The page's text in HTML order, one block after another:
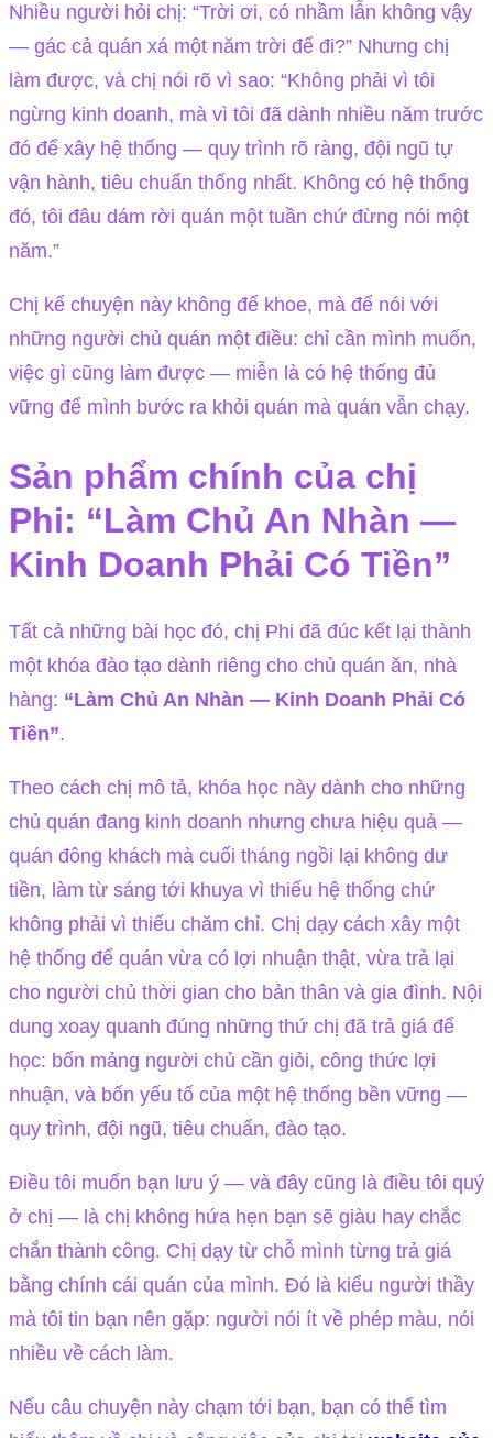
Nhiều người hỏi chị: “Trời ơi, có nhầm lẫn không vậy
— gác cả quán xá một năm trời để đi?” Nhưng chị
làm được, và chị nói rõ vì sao: “Không phải vì tôi
ngừng kinh doanh, mà vì tôi đã dành nhiều năm trước
đó để xây hệ thống — quy trình rõ ràng, đội ngũ tự
vận hành, tiêu chuẩn thống nhất. Không có hệ thống
đó, tôi đâu dám rời quán một tuần chứ đừng nói một
năm.”
Chị kể chuyện này không để khoe, mà để nói với
những người chủ quán một điều: chỉ cần mình muốn,
việc gì cũng làm được — miễn là có hệ thống đủ
vững để mình bước ra khỏi quán mà quán vẫn chạy.
Sản phẩm chính của chị
Phi: “Làm Chủ An Nhàn —
Kinh Doanh Phải Có Tiền”
Tất cả những bài học đó, chị Phi đã đúc kết lại thành
một khóa đào tạo dành riêng cho chủ quán ăn, nhà
hàng: “Làm Chủ An Nhàn — Kinh Doanh Phải Có
Tiền”.
Theo cách chị mô tả, khóa học này dành cho những
chủ quán đang kinh doanh nhưng chưa hiệu quả —
quán đông khách mà cuối tháng ngồi lại không dư
tiền, làm từ sáng tới khuya vì thiếu hệ thống chứ
không phải vì thiếu chăm chỉ. Chị dạy cách xây một
hệ thống để quán vừa có lợi nhuận thật, vừa trả lại
cho người chủ thời gian cho bản thân và gia đình. Nội
dung xoay quanh đúng những thứ chị đã trả giá để
học: bốn mảng người chủ cần giỏi, công thức lợi
nhuận, và bốn yếu tố của một hệ thống bền vững —
quy trình, đội ngũ, tiêu chuẩn, đào tạo.
Điều tôi muốn bạn lưu ý — và đây cũng là điều tôi quý
ở chị — là chị không hứa hẹn bạn sẽ giàu hay chắc
chắn thành công. Chị dạy từ chỗ mình từng trả giá
bằng chính cái quán của mình. Đó là kiểu người thầy
mà tôi tin bạn nên gặp: người nói ít về phép màu, nói
nhiều về cách làm.
Nếu câu chuyện này chạm tới bạn, bạn có thể tìm